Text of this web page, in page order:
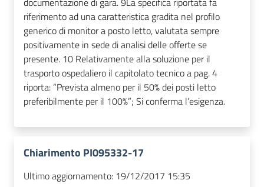
riferimento ad una caratteristica gradita nel profilo
generico di monitor a posto letto, valutata sempre
positivamente in sede di analisi delle offerte se
presente. 10 Relativamente alla soluzione per il
trasporto ospedaliero il capitolato tecnico a pag. 4
riporta: “Prevista almeno per il 50% dei posti letto
preferibilmente per il 100%”; Si conferma l’esigenza.
Chiarimento PI095332-17
Ultimo aggiornamento: 19/12/2017 15:35